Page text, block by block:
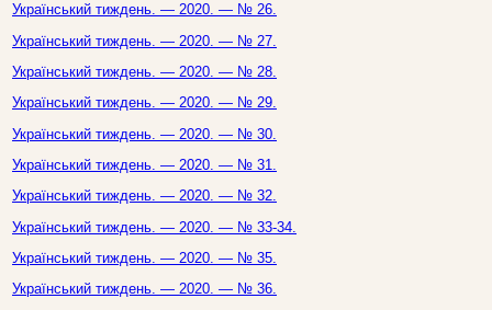
Український тиждень. — 2020. — № 26.
Український тиждень. — 2020. — № 27.
Український тиждень. — 2020. — № 28.
Український тиждень. — 2020. — № 29.
Український тиждень. — 2020. — № 30.
Український тиждень. — 2020. — № 31.
Український тиждень. — 2020. — № 32.
Український тиждень. — 2020. — № 33-34.
Український тиждень. — 2020. — № 35.
Український тиждень. — 2020. — № 36.